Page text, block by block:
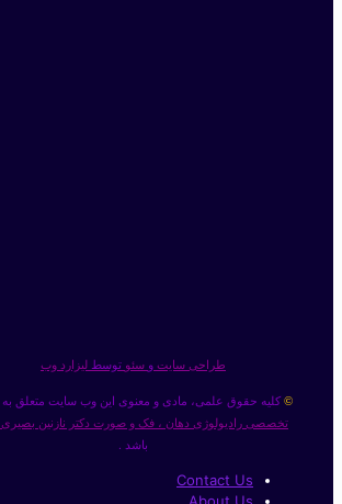
طراحی سایت و سئو توسط لیزارد وب
© کلیه حقوق علمی، مادی و معنوی این وب سایت متعلق به
تخصصی رادیولوژی دهان ، فک و صورت دکتر نازنین بصیری
باشد .
Contact Us